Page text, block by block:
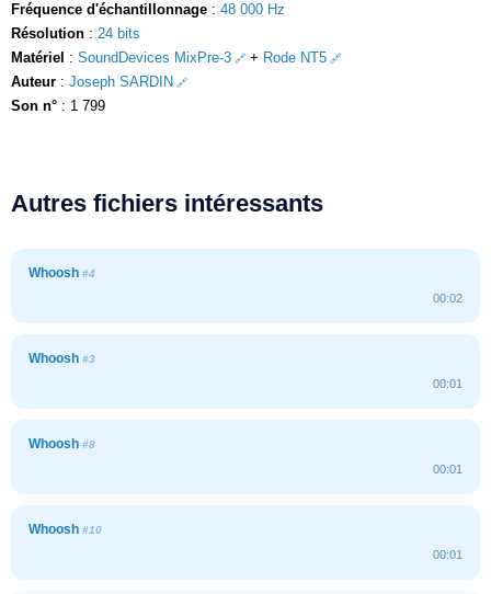
Fréquence d'échantillonnage : 48 000 Hz
Résolution : 24 bits
Matériel : SoundDevices MixPre-3 + Rode NT5
Auteur : Joseph SARDIN
Son n° : 1 799
Autres fichiers intéressants
Whoosh #4
00:02
Whoosh #3
00:01
Whoosh #8
00:01
Whoosh #10
00:01